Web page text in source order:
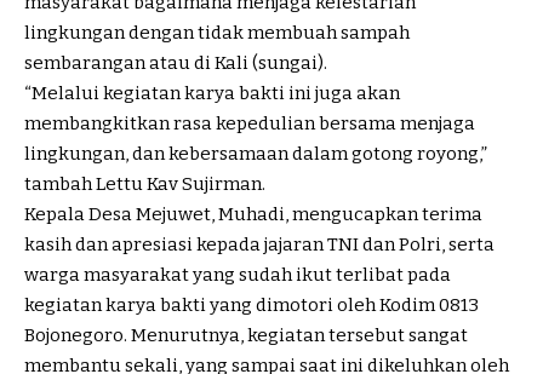
lingkungan dengan tidak membuah sampah
sembarangan atau di Kali (sungai).
“Melalui kegiatan karya bakti ini juga akan
membangkitkan rasa kepedulian bersama menjaga
lingkungan, dan kebersamaan dalam gotong royong,”
tambah Lettu Kav Sujirman.
Kepala Desa Mejuwet, Muhadi, mengucapkan terima
kasih dan apresiasi kepada jajaran TNI dan Polri, serta
warga masyarakat yang sudah ikut terlibat pada
kegiatan karya bakti yang dimotori oleh Kodim 0813
Bojonegoro. Menurutnya, kegiatan tersebut sangat
membantu sekali, yang sampai saat ini dikeluhkan oleh